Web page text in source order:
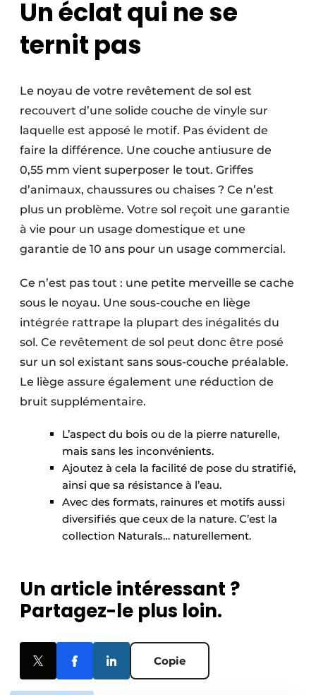
Un éclat qui ne se
ternit pas
Le noyau de votre revêtement de sol est
recouvert d’une solide couche de vinyle sur
laquelle est apposé le motif. Pas évident de
faire la différence. Une couche antiusure de
0,55 mm vient superposer le tout. Griffes
d’animaux, chaussures ou chaises ? Ce n’est
plus un problème. Votre sol reçoit une garantie
à vie pour un usage domestique et une
garantie de 10 ans pour un usage commercial.
Ce n’est pas tout : une petite merveille se cache
sous le noyau. Une sous-couche en liège
intégrée rattrape la plupart des inégalités du
sol. Ce revêtement de sol peut donc être posé
sur un sol existant sans sous-couche préalable.
Le liège assure également une réduction de
bruit supplémentaire.
L’aspect du bois ou de la pierre naturelle,
mais sans les inconvénients.
Ajoutez à cela la facilité de pose du stratifié,
ainsi que sa résistance à l’eau.
Avec des formats, rainures et motifs aussi
diversifiés que ceux de la nature. C’est la
collection Naturals… naturellement.
Un article intéressant ?
Partagez-le plus loin.
Copie